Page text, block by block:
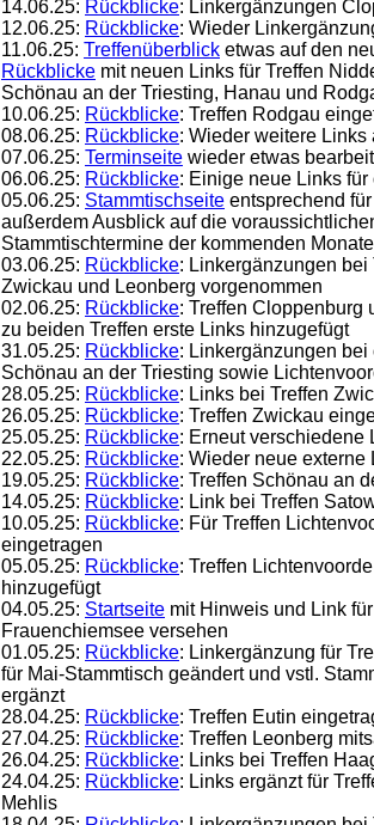
14.06.25: Rückblicke: Linkergänzungen
12.06.25: Rückblicke: Wieder
11.06.25: Treffenüberblick etwas auf den
Rückblicke mit neuen Links für Treffen
Schönau an der Triesting, Hanau und
10.06.25: Rückblicke: Treffen Rodgau
08.06.25: Rückblicke: Wieder weitere Links
07.06.25: Terminseite wieder etwas
06.06.25: Rückblicke: Einige neue Links
05.06.25: Stammtischseite entsprechend
außerdem Ausblick auf die
Stammtischtermine der kommenden Monate
03.06.25: Rückblicke: Linkergänzungen
Zwickau und Leonberg vorgenommen
02.06.25: Rückblicke: Treffen Cloppenburg
zu beiden Treffen erste Links hinzugefügt
31.05.25: Rückblicke: Linkergänzungen
Schönau an der Triesting sowie
28.05.25: Rückblicke: Links bei Treffen
26.05.25: Rückblicke: Treffen Zwickau
25.05.25: Rückblicke: Erneut verschiedene
22.05.25: Rückblicke: Wieder neue externe
19.05.25: Rückblicke: Treffen Schönau an
14.05.25: Rückblicke: Link bei Treffen
10.05.25: Rückblicke: Für Treffen
eingetragen
05.05.25: Rückblicke: Treffen
hinzugefügt
04.05.25: Startseite mit Hinweis und Link
Frauenchiemsee versehen
01.05.25: Rückblicke: Linkergänzung für
für Mai-Stammtisch geändert und vstl.
ergänzt
28.04.25: Rückblicke: Treffen Eutin
27.04.25: Rückblicke: Treffen Leonberg
26.04.25: Rückblicke: Links bei Treffen
24.04.25: Rückblicke: Links ergänzt für
Mehlis